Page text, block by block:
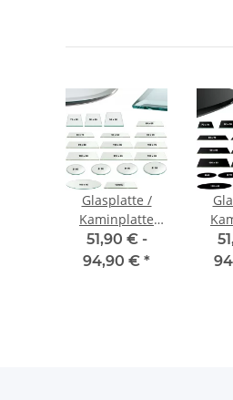
Glasplatte /
Kaminplatte
ESG-Glas –
Klarglas
51,90 € -
94,90 € *